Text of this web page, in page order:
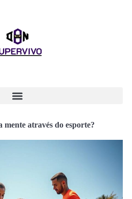
mente através do esporte?